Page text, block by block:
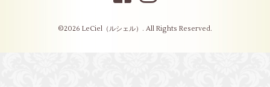
©2026 LeCiel（ルシェル） . All Rights Reserved.